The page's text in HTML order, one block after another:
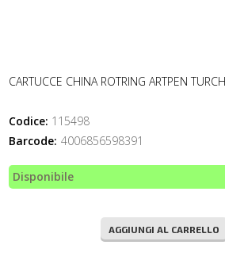
CARTUCCE CHINA ROTRING ARTPEN
Codice: 115498
Barcode: 4006856598391
Disponibile
AGGIUNGI AL CARRELLO